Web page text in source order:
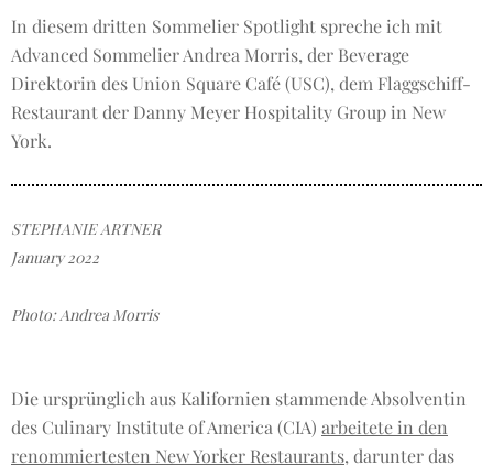
In diesem dritten Sommelier Spotlight spreche ich mit
Advanced Sommelier Andrea Morris, der Beverage
Direktorin des Union Square Café (USC), dem Flaggschiff-
Restaurant der Danny Meyer Hospitality Group in New
York.
STEPHANIE ARTNER
January 2022
Photo: Andrea Morris
Die ursprünglich aus Kalifornien stammende Absolventin
des Culinary Institute of America (CIA) arbeitete in den
renommiertesten New Yorker Restaurants, darunter das